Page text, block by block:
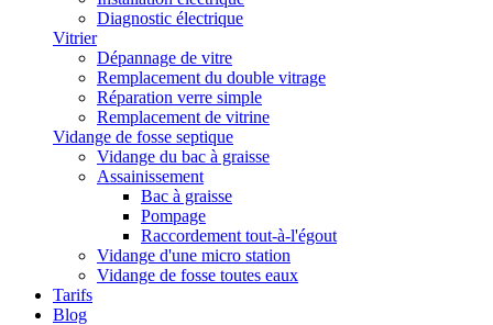
Diagnostic électrique
Vitrier
Dépannage de vitre
Remplacement du double vitrage
Réparation verre simple
Remplacement de vitrine
Vidange de fosse septique
Vidange du bac à graisse
Assainissement
Bac à graisse
Pompage
Raccordement tout-à-l'égout
Vidange d'une micro station
Vidange de fosse toutes eaux
Tarifs
Blog